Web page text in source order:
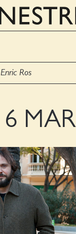
Enric Ros
6 MAR